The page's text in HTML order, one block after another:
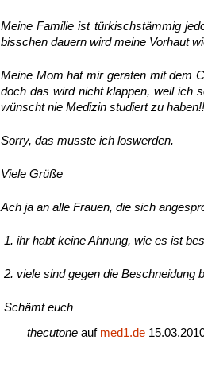
Meine Familie ist türkischstämmig
bisschen dauern wird meine Vorhaut
Meine Mom hat mir geraten mit dem
doch das wird nicht klappen, weil ich
wünscht nie Medizin studiert zu
Sorry, das musste ich loswerden.
Viele Grüße
Ach ja an alle Frauen, die sich
1. ihr habt keine Ahnung, wie es ist
2. viele sind gegen die Beschneidung
Schämt euch
thecutone auf med1.de